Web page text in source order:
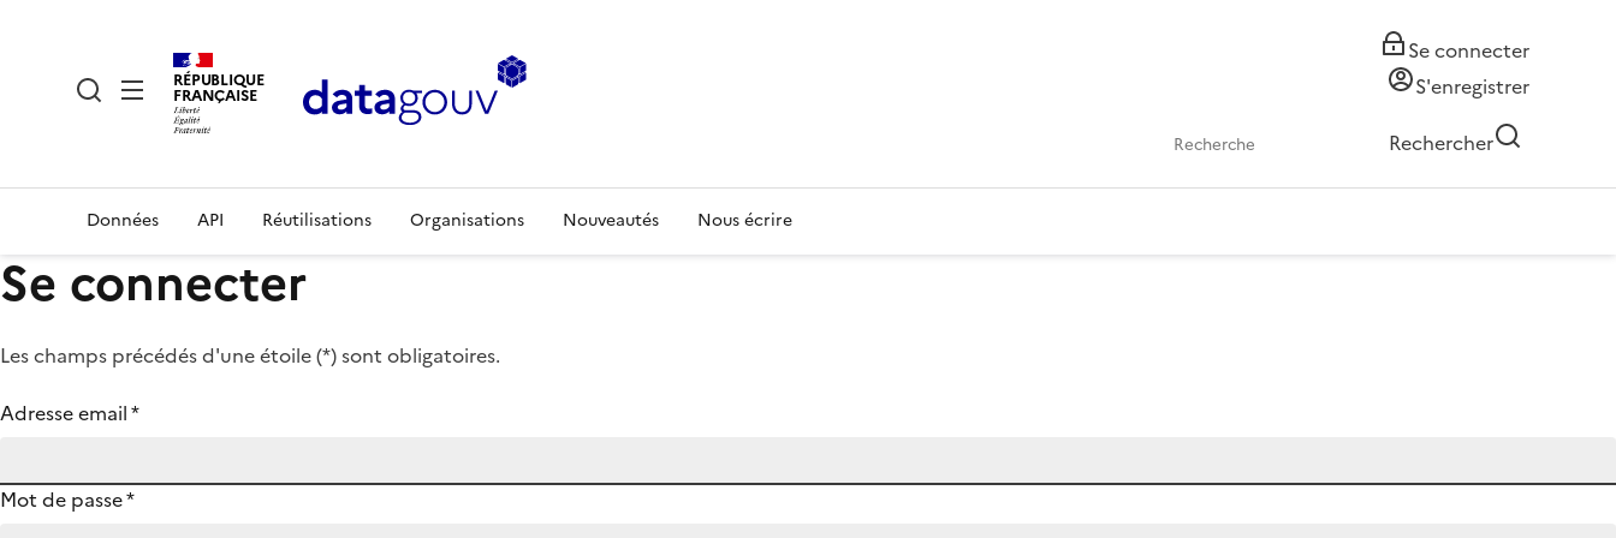
RÉPUBLIQUE
FRANÇAISE
Se connecter
S'enregistrer
Rechercher
Données API Réutilisations Organisations Nouveautés Nous écrire
Se connecter
Les champs précédés d'une étoile (*) sont obligatoires.
Adresse email*
Mot de passe*